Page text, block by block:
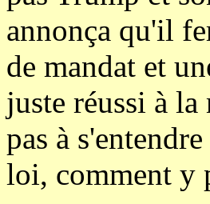
annonça qu'il
de mandat et
juste réussi à
pas à
loi, comment y